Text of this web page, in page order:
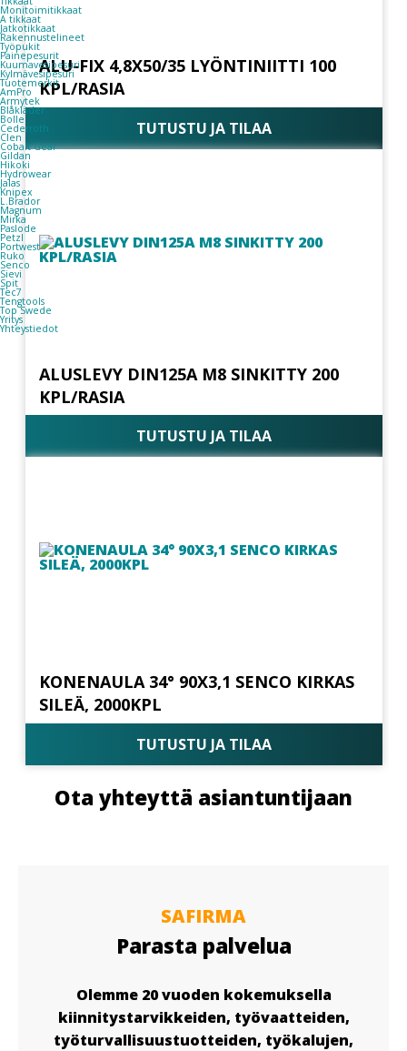
Monitoimitikkaat
A tikkaat
Jatkotikkaat
Rakennustelineet
Työpukit
Painepesurit
Kuumavesipesuri
Kylmävesipesuri
Tuotemerkit
AmPro
Armytek
Blåkläder
Bolle
Cederroth
Clen
Cobalt Gear
Gildan
Hikoki
Hydrowear
Jalas
Knipex
L.Brador
Magnum
Mirka
Paslode
Petzl
Portwest
Ruko
Senco
Sievi
Spit
Tec7
Tengtools
Top Swede
Yritys
Yhteystiedot
ALU-FIX 4,8X50/35 LYÖNTINIITTI 100
KPL/RASIA
TUTUSTU JA TILAA
ALUSLEVY DIN125A M8 SINKITTY 200
KPL/RASIA
TUTUSTU JA TILAA
KONENAULA 34° 90X3,1 SENCO KIRKAS
SILEÄ, 2000KPL
TUTUSTU JA TILAA
Ota yhteyttä asiantuntijaan
SAFIRMA
Parasta palvelua
Olemme 20 vuoden kokemuksella
kiinnitystarvikkeiden, työvaatteiden,
työturvallisuustuotteiden, työkalujen,